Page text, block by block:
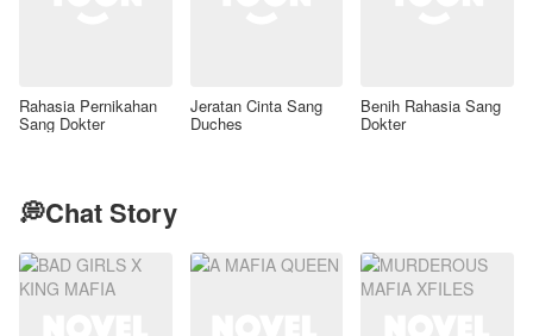
Rahasia Pernikahan
Sang Dokter
Jeratan Cinta Sang
Duches
Benih Rahasia Sang
Dokter
💭Chat Story